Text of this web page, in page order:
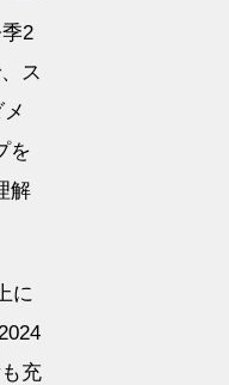
2
ス
を
解
に
充